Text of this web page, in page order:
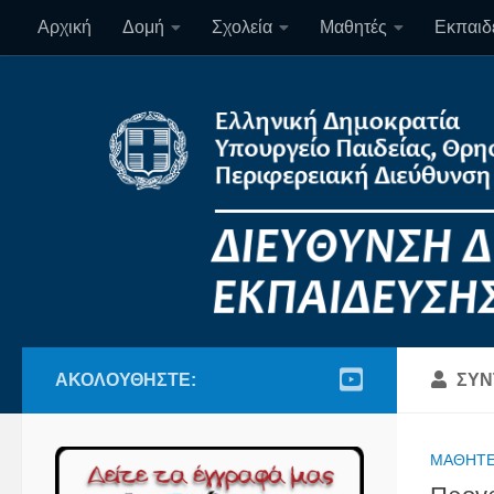
Skip to content
Αρχική Δομή Σχολεία Μαθητές
ΑΚΟΛΟΥΘΉΣΤΕ: